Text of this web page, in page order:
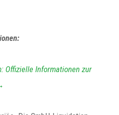
Offizielle Informationen zur